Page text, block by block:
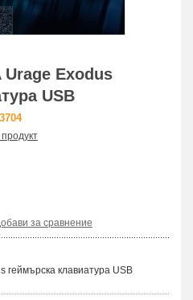
Urage Exodus
USB
за сравнение
геймърска клавиатура USB